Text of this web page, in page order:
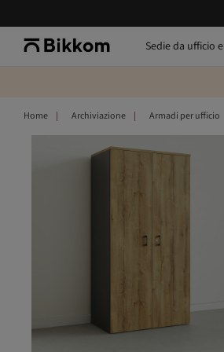
Sedie da ufficio
Home Archiviazione Armadi per ufficio